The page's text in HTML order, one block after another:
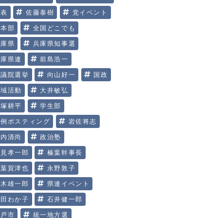
佐藤泰樹 党イベント
部 全国どこでも
県 兵庫県知事選
県連 前島浩一
院選挙 向山好一 国政
活動 大井敏弘
耕平 学生部
ポスティング 岩佐将志
清尚 政治塾
孝一郎 榛葉幹事長
賀津也 永野敦子
雄一郎 県連イベント
わか子 石井健一郎
市 統一地方選